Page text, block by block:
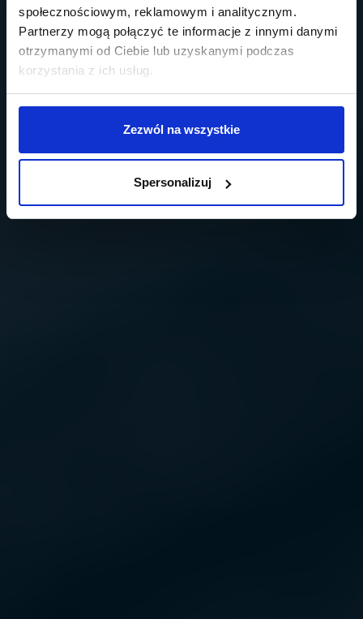
społecznościowym, reklamowym i analitycznym.
Partnerzy mogą połączyć te informacje z innymi danymi
otrzymanymi od Ciebie lub uzyskanymi podczas
korzystania z ich usług.
Zezwól na wszystkie
Spersonalizuj